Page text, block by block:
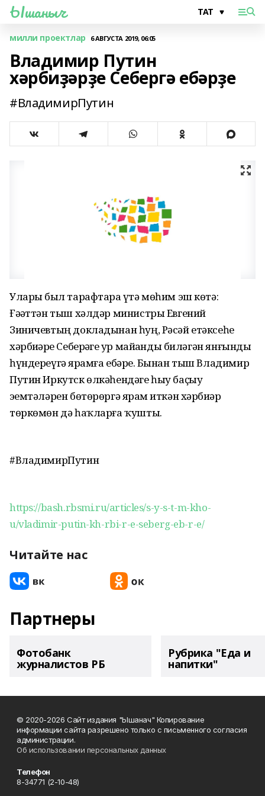
Ышаныч
милли проектлар 6 АВГУСТА 2019, 06:05
Владимир Путин
хәрбиҙәрҙе Себергә ебәрҙе
#ВладимирПутин
Уларҙы был тарафтарҙа үтә мөһим эш көтә:
Ғәҙәттән тыш хәлдәр министры Евгений
Зиничевтың докладынан һуң, Рәсәй етәксеһе
хәрбиҙәрҙе Себерҙәге ҙур майҙанды биләгән янғынды
һүндереүгә ярҙамға ебәрҙе. Бынан тыш Владимир
Путин Иркутск өлкәһендәге һыу баҫыу
эҙемтәләрен бөтөрөргә ярҙам иткән хәрбиҙәр
төркөмөн дә һаҡларға ҡушты.
#ВладимирПутин
https://bash.rbsmi.ru/articles/s-y-s-t-m-kho-
u/vladimir-putin-kh-rbi-r-e-seberg-eb-r-e/
Читайте нас
Партнеры
Фотобанк
журналистов РБ
Рубрика "Еда и
напитки"
© 2020-2026 Сайт издания "Ышанач" Копирование
информации сайта разрешено только с письменного согласия
администрации.
Об использовании персональных данных
Телефон
8-34771 (2-10-48)